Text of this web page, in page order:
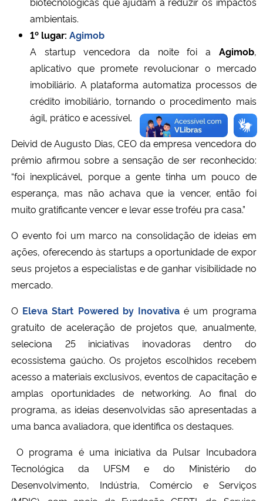
ambientais.
1º lugar: Agimob
A startup vencedora da noite foi a Agimob,
aplicativo que promete revolucionar o mercado
imobiliário. A plataforma automatiza processos de
crédito imobiliário, tornando o procedimento mais
ágil, prático e acessível.
Deivid de Augusto Dias, CEO da empresa vencedora do
prêmio afirmou sobre a sensação de ser reconhecido:
“foi inexplicável, porque a gente tinha um pouco de
esperança, mas não achava que ia vencer, então foi
muito gratificante vencer e levar esse troféu pra casa.”
O evento foi um marco na consolidação de ideias em
ações, oferecendo às startups a oportunidade de expor
seus projetos a especialistas e de ganhar visibilidade no
mercado.
O Eleva Start Powered by Inovativa é um programa
gratuito de aceleração de projetos que, anualmente,
seleciona 25 iniciativas inovadoras dentro do
ecossistema gaúcho. Os projetos escolhidos recebem
acesso a materiais exclusivos, eventos de capacitação e
amplas oportunidades de networking. Ao final do
programa, as ideias desenvolvidas são apresentadas a
uma banca avaliadora, que identifica os destaques.
O programa é uma iniciativa da Pulsar Incubadora
Tecnológica da UFSM e do Ministério do
Desenvolvimento, Indústria, Comércio e Serviços